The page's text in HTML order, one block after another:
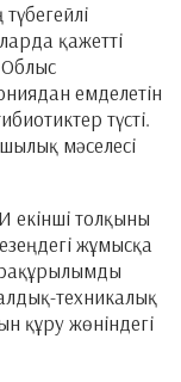
қажетті
Облыс
емделетін
түсті.
мәселесі
екінші толқыны
жұмысқа
техникалық
құру жөніндегі